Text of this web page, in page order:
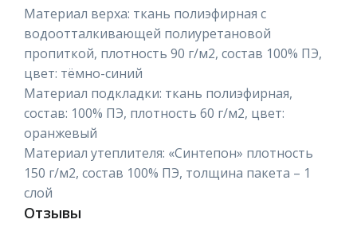
Материал верха: ткань полиэфирная с
водоотталкивающей полиуретановой
пропиткой, плотность 90 г/м2, состав 100% ПЭ,
цвет: тёмно-синий
Материал подкладки: ткань полиэфирная,
состав: 100% ПЭ, плотность 60 г/м2, цвет:
оранжевый
Материал утеплителя: «Синтепон» плотность
150 г/м2, состав 100% ПЭ, толщина пакета – 1
слой
Отзывы